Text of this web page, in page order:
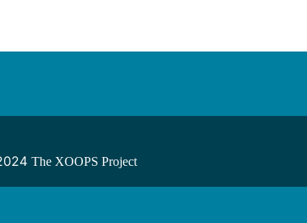
The XOOPS Project